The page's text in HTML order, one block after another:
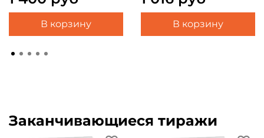
В корзину В корзину
Заканчивающиеся тиражи